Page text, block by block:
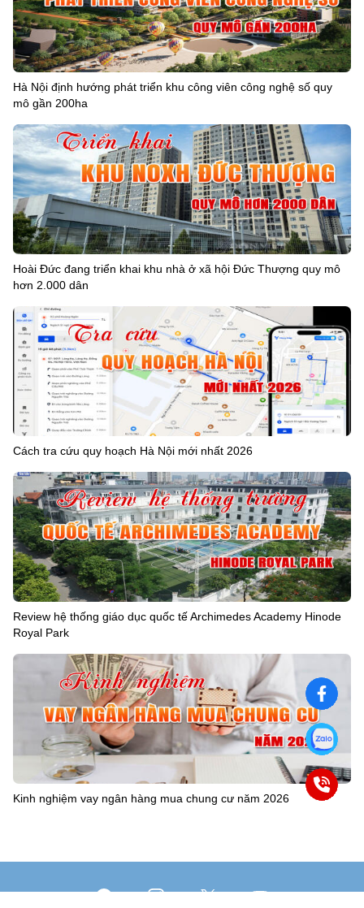
Hà Nội định hướng phát triển khu công viên công nghệ số quy
mô gần 200ha
Hoài Đức đang triển khai khu nhà ở xã hội Đức Thượng quy mô
hơn 2.000 dân
Cách tra cứu quy hoạch Hà Nội mới nhất 2026
Review hệ thống giáo dục quốc tế Archimedes Academy Hinode
Royal Park
Kinh nghiệm vay ngân hàng mua chung cư năm 2026
FacebookInstagramX YouTube